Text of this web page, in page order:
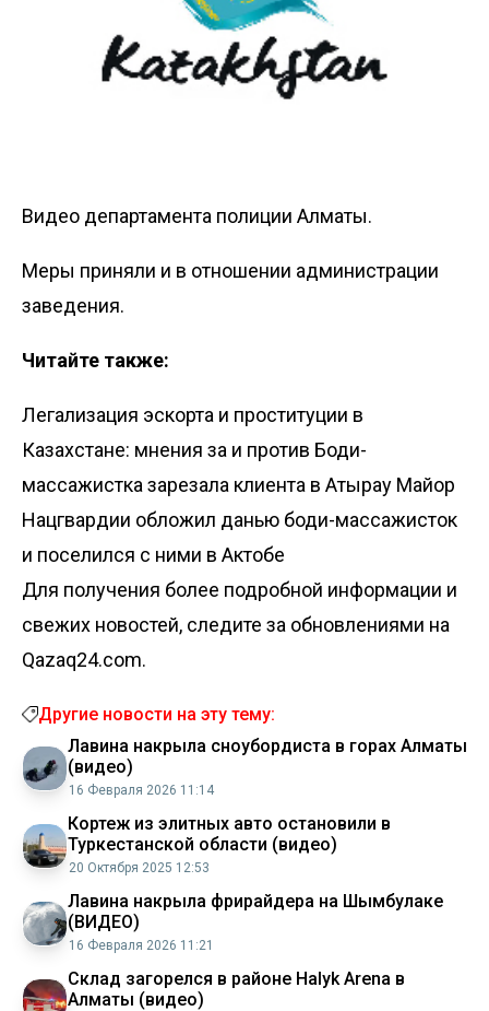
Видео департамента полиции Алматы.
Меры приняли и в отношении администрации
заведения.
Читайте также:
Легализация эскорта и проституции в
Казахстане: мнения за и против Боди-
массажистка зарезала клиента в Атырау Майор
Нацгвардии обложил данью боди-массажисток
и поселился с ними в Актобе
Для получения более подробной информации и
свежих новостей, следите за обновлениями на
Qazaq24.com.
Другие новости на эту тему:
Лавина накрыла сноубордиста в горах Алматы
(видео)
16 Февраля 2026 11:14
Кортеж из элитных авто остановили в
Туркестанской области (видео)
20 Октября 2025 12:53
Лавина накрыла фрирайдера на Шымбулаке
(ВИДЕО)
16 Февраля 2026 11:21
Склад загорелся в районе Halyk Arena в
Алматы (видео)